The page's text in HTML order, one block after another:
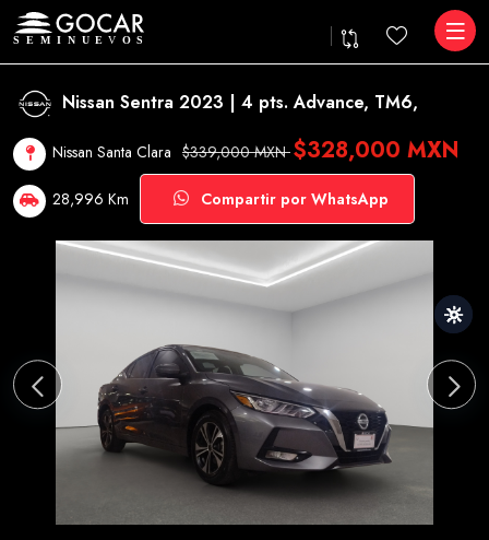
Nissan Sentra 2023 | 4 pts. Advance, TM6,
Nissan Santa Clara $339,000 MXN$328,000 MXN
28,996 Km Compartir por WhatsApp